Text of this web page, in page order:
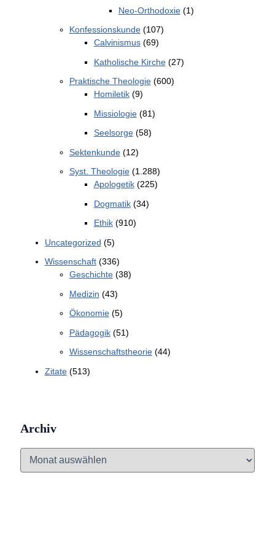
Neo-Orthodoxie(1)
Konfessionskunde(107)
Calvinismus(69)
Katholische Kirche(27)
Praktische Theologie(600)
Homiletik(9)
Missiologie(81)
Seelsorge(58)
Sektenkunde(12)
Syst. Theologie(1.288)
Apologetik(225)
Dogmatik(34)
Ethik(910)
Uncategorized (5)
Wissenschaft(336)
Geschichte(38)
Medizin (43)
Ökonomie(5)
Pädagogik(51)
Wissenschaftstheorie(44)
Zitate(513)
Archiv